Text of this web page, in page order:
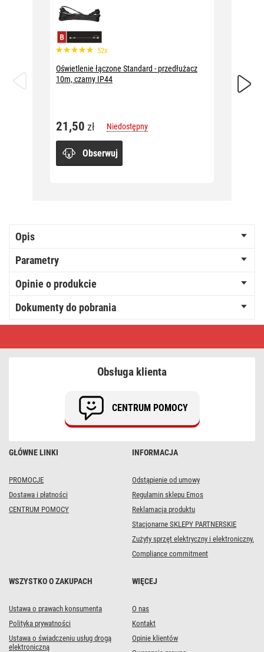
52x
Oświetlenie łączone Standard - przedłużacz
10m, czarny IP44
21,50 zł Niedostępny
Obserwuj
10m,
Opis
Parametry
Opinie o produkcie
Dokumenty do pobrania
300
GŁÓWNE LINKI
PROMOCJE
Dostawa i płatności
CENTRUM POMOCY
INFORMACJA
Odstąpienie od umowy
Regulamin sklepu Emos
Reklamacja produktu
Stacjonarne SKLEPY PARTNERSKIE
Zużyty sprzęt elektryczny i elektroniczny.
Compliance commitment
WSZYSTKO O ZAKUPACH
Ustawa o prawach konsumenta
Polityka prywatności
Ustawa o świadczeniu usług drogą
elektroniczną
WIĘCEJ
O nas
Kontakt
Opinie klientów
Obsługa klienta
CENTRUM POMOCY